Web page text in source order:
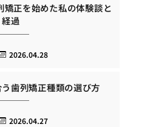
正を始めた私の体験談と
経過
2026.04.28
歯列矯正種類の選び方
2026.04.27